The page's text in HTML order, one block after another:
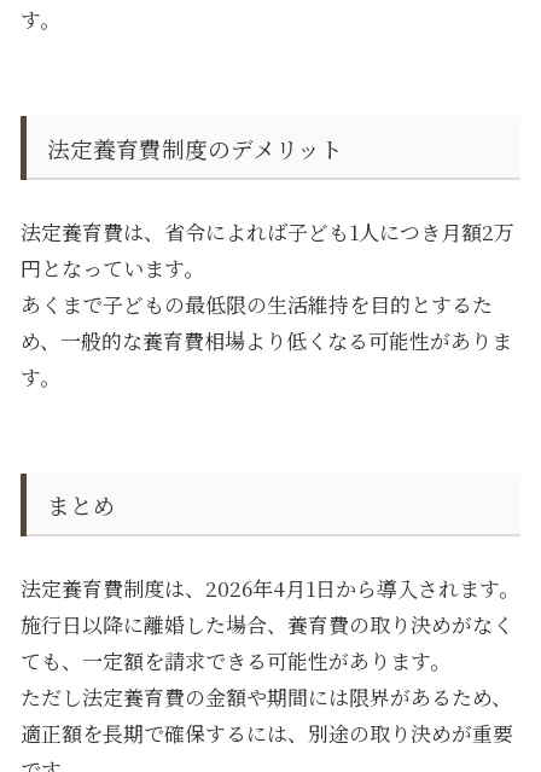
す。
法定養育費制度のデメリット
法定養育費は、省令によれば子ども1 人につき月額2万
円となっています。
あくまで子どもの最低限の生活維持を目的とするた
め、一般的な養育費相場より低くなる可能性がありま
す。
まとめ
法定養育費制度は、 2026年4月1日から導入されます。
施行日以降に離婚した場合、養育費の取り決めがなく
ても、一定額を請求できる可能性があります。
ただし法定養育費の金額や期間には限界があるため、
適正額を長期で確保するには、別途の取り決めが重要